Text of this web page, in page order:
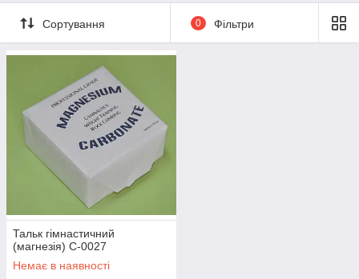
Сортування 0 Фільтри
Тальк гімнастичний
(магнезія) C-0027
Немає в наявності